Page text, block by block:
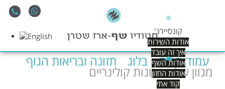
≡
קונסיירג'
אודות השירות
איך זה עובד
אודות השף
אודות החזון
קוד אתי
עמוד הבית בלוג תזונה ובריאות הגוף
מגוון של פתרונות קולינריים